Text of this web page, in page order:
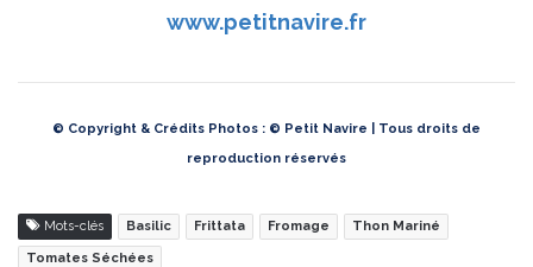
www.petitnavire.fr
© Copyright & Crédits Photos : © Petit Navire | Tous droits de
reproduction réservés
Mots-clés Basilic Frittata Fromage Thon Mariné
Tomates Séchées